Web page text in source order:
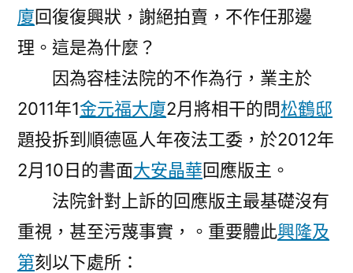
廈回復復興狀，謝絕拍賣，不作任那邊
理。這是為什麼？
因為容桂法院的不作為行，業主於
2011年1金元福大廈2月將相干的問松鶴邸
題投拆到順德區人年夜法工委，於2012年
2月10日的書面大安晶華回應版主。
法院針對上訴的回應版主最基礎沒有
重視，甚至污蔑事實，。重要體此興隆及
第刻以下處所：